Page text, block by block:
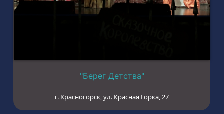
"Берег Детства"
г. Красногорск, ул. Красная Горка, 27